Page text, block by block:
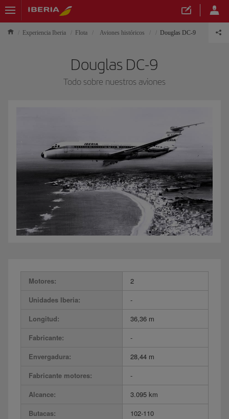
Experiencia Iberia Flota Aviones históricos Douglas DC-9
Douglas DC-9
Todo sobre nuestros aviones
Motores:
2
Unidades Iberia:
-
Longitud:
36,36 m
Fabricante:
-
Envergadura:
28,44 m
Fabricante motores:
-
Alcance:
3.095 km
Butacas:
102-110